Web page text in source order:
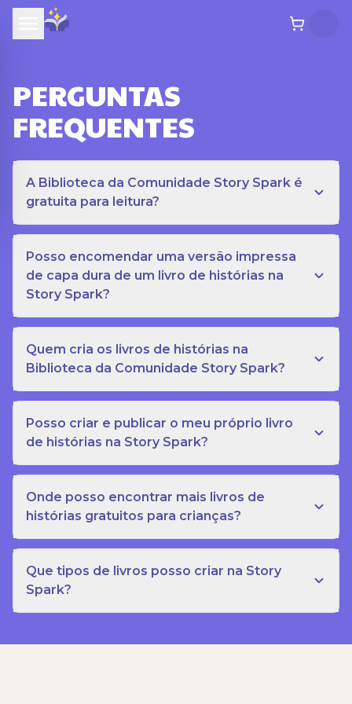
PERGUNTAS
FREQUENTES
A Biblioteca da Comunidade Story Spark é
gratuita para leitura?
Posso encomendar uma versão impressa
de capa dura de um livro de histórias na
Story Spark?
Quem cria os livros de histórias na
Biblioteca da Comunidade Story Spark?
Posso criar e publicar o meu próprio livro
de histórias na Story Spark?
Onde posso encontrar mais livros de
histórias gratuitos para crianças?
Que tipos de livros posso criar na Story
Spark?